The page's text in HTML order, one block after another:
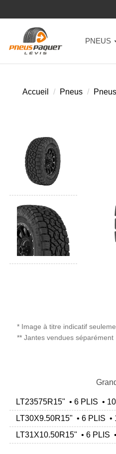
PNEUS
Accueil Pneus
* Image à titre indicatif
** Jantes vendues séparément
LT23575R15" • 6 PLIS •
LT30X9.50R15" • 6 PLIS •
LT31X10.50R15" • 6 PLIS